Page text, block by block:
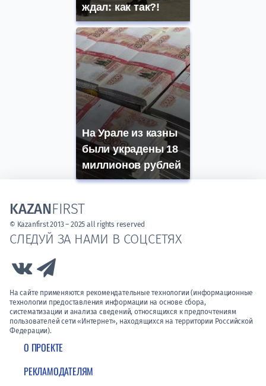
ждал: как так?!
На Урале из казны
были украдены 18
миллионов рублей
О ПРОЕКТЕ
РЕКЛАМОДАТЕЛЯМ
СЛЕДУЙ ЗА НАМИ В СОЦСЕТЯХ
Link to Vk
На сайте применяются рекомендательные технологии (информационные
технологии предоставления информации на основе сбора,
систематизации и анализа сведений, относящихся к предпочтениям
пользователей сети «Интернет», находящихся на территории Российской
Федерации).
KAZANFIRST
© Kazanfirst 2013 – 2025 all rights reserved